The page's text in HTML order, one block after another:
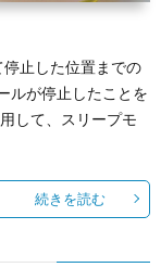
止した位置までの
ルが停止したことを
して、スリープモ
続きを読む